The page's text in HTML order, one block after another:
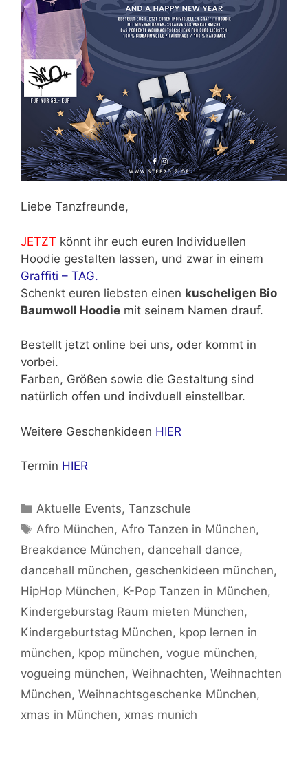
Liebe Tanzfreunde,
JETZT könnt ihr euch euren Individuellen
Hoodie gestalten lassen, und zwar in einem
Graffiti – TAG.
Schenkt euren liebsten einen kuscheligen Bio
Baumwoll Hoodie mit seinem Namen drauf.
Bestellt jetzt online bei uns, oder kommt in
vorbei.
Farben, Größen sowie die Gestaltung sind
natürlich offen und indivduell einstellbar.
Weitere Geschenkideen HIER
Termin HIER
Kategorien
Aktuelle Events,Tanzschule
Schlagwörter
Afro München,Afro Tanzen in München,
Breakdance München, dancehall dance,
dancehall münchen, geschenkideen münchen,
HipHop München, K-Pop Tanzen in München,
Kindergeburstag Raum mieten München,
Kindergeburtstag München, kpop lernen in
münchen, kpop münchen, vogue münchen,
vogueing münchen, Weihnachten, Weihnachten
München, Weihnachtsgeschenke München,
xmas in München, xmas munich